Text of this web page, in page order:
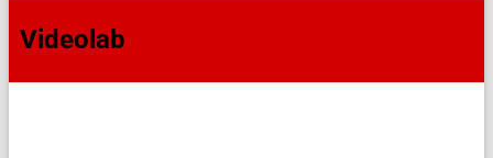
Videolab